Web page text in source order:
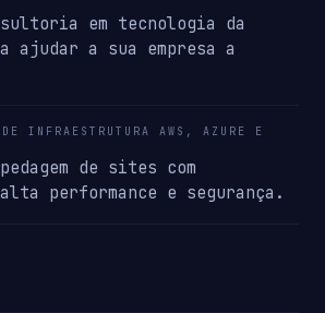
em tecnologia da
ajudar a sua empresa a
INFRAESTRUTURA AWS, AZURE E
de sites com
performance e segurança.